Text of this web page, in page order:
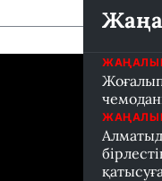
Жоғалып